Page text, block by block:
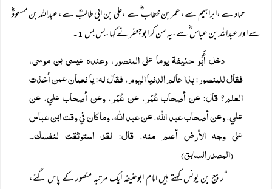
حماد سے ،ابراہیم سے، عمربن خطاب ؓ سے ،علی بن ابی طالبؓ سے،عبداللہ بن مسعودؓ
سے اور عبداللہ بن عباس ؓ سے،یہ سن کر ابوجعفر نے کہا،بس بس ۔
دخل أَبُو حنيفۃ يوما علی المنصور، وعندہ عيسى بن موسى،
فقال للمنصور: ہذا عالم الدنيا اليوم، فقال لہ: يا نعمان عمن أخذت
العلم؟ قال: عن أصحاب عُمَر، عن عُمَر، وعن أصحاب علي، عن
علي، وعن أصحاب عبد اللہ، عن عبد اللہ، وما كان في وقت ابن عباس
على وجہ الأرض أعلم منہ، قال: لقد استوثقت لنفسك۔
(المصدرالسابق)
“ربیع بن یونس کہتے ہیں امام ابوحنیفہ ایک مرتبہ منصور کے پاس گئے،